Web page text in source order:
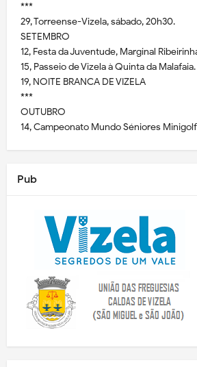
***
29, Torreense-Vizela, sábado, 20h30.
SETEMBRO
12, Festa da Juventude, Marginal
15, Passeio de Vizela à Quinta da Malafaia.
19, NOITE BRANCA DE VIZELA
***
OUTUBRO
14, Campeonato Mundo Séniores
Pub